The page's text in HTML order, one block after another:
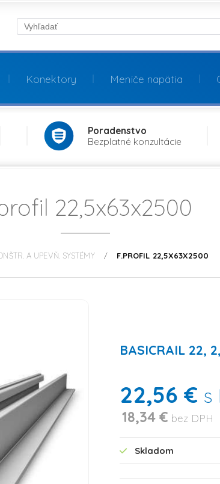
Konektory Meniče napätia
Poradenstvo
Bezplatné konzultácie
22,5x63x2500
A UPEVŇ. SYSTÉMY / F.PROFIL 22,5X63X2500
BASICRAIL 22,
22,56 € s
18,34 € bez DPH
Skladom